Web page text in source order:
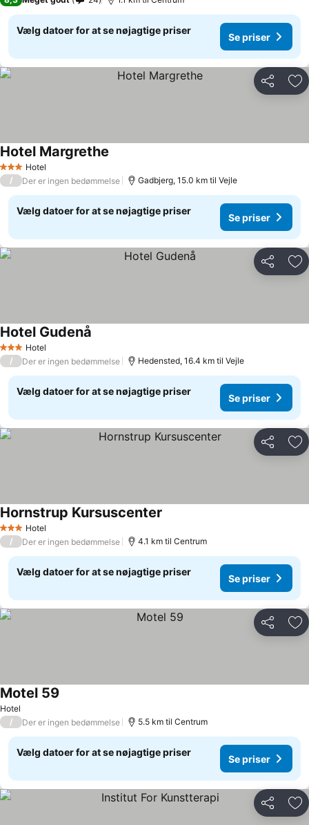
Vælg datoer for at se nøjagtige priser
Se priser
Del
3 StjernerHotel
Hotel Margrethe
/ Der er ingen bedømmelse Gadbjerg, 15.0 km til Vejle
Vælg datoer for at se nøjagtige priser
Se priser
Del
3 StjernerHotel
Hotel Gudenå
/ Der er ingen bedømmelse Hedensted, 16.4 km til Vejle
Vælg datoer for at se nøjagtige priser
Se priser
Del
3 StjernerHotel
Hornstrup Kursuscenter
/ Der er ingen bedømmelse 4.1 km til Centrum
Vælg datoer for at se nøjagtige priser
Se priser
Del
Hotel
Motel 59
/ Der er ingen bedømmelse 5.5 km til Centrum
Vælg datoer for at se nøjagtige priser
Se priser
Del